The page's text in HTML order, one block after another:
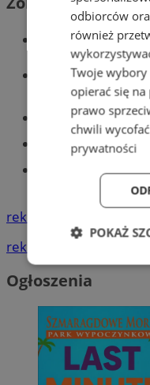
Wiadomości
Wiadomości
Części
Znajdź
reklama
reklama
Ogłoszenia
odbiorców
również
Twoje wybory
opierać się
prawo
chwili
prywatności
POKAŻ